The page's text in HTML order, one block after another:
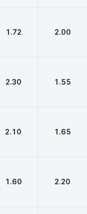
1.72 2.00
2.30 1.55
2.10 1.65
1.60 2.20